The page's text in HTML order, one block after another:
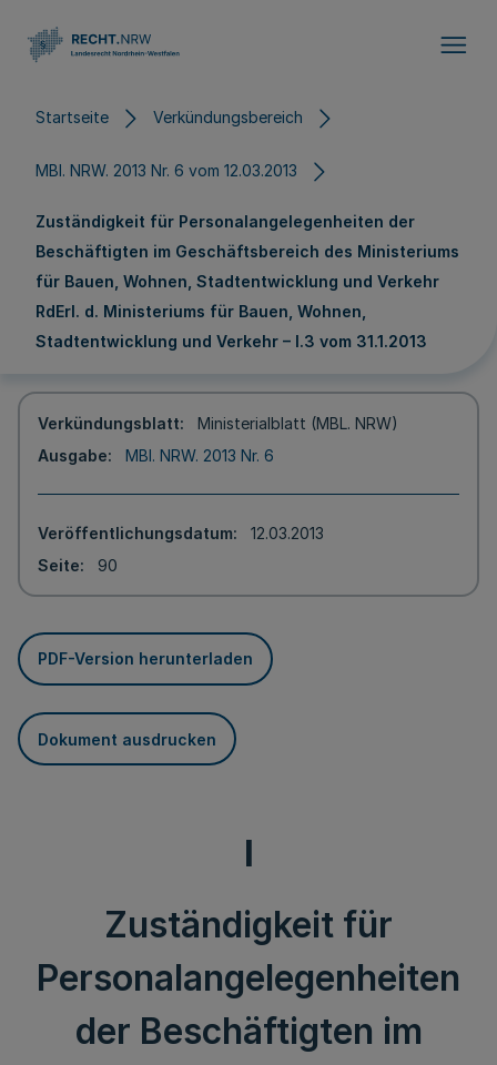
Startseite Verkündungsbereich
MBl. NRW. 2013 Nr. 6 vom 12.03.2013
Zuständigkeit für Personalangelegenheiten der
Beschäftigten im Geschäftsbereich des Ministeriums
für Bauen, Wohnen, Stadtentwicklung und Verkehr
RdErl. d. Ministeriums für Bauen, Wohnen,
Stadtentwicklung und Verkehr – I.3 vom 31.1.2013
Verkündungsblatt
Ministerialblatt (MBL. NRW)
Ausgabe
MBl. NRW. 2013 Nr. 6
Veröffentlichungsdatum
12.03.2013
Seite
90
PDF-Version herunterladen
Dokument ausdrucken
I
Zuständigkeit für
Personalangelegenheiten
der Beschäftigten im